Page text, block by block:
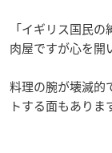
「イギリス国民
肉屋ですが心を開
料理の腕が壊滅的
トする面もありま